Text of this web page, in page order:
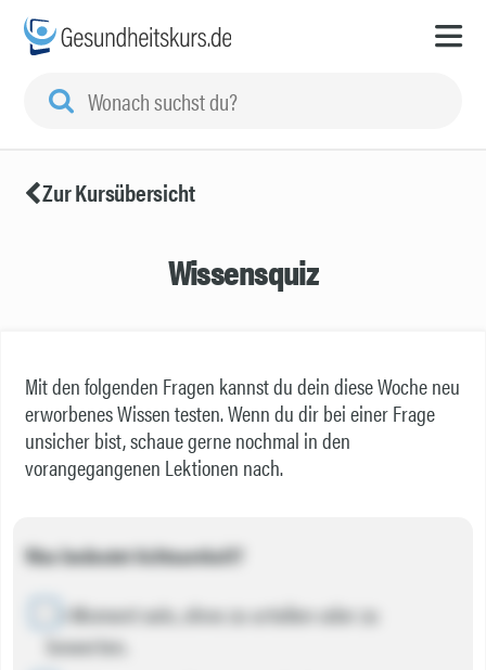
Zur Kursübersicht
Wissensquiz
Mit den folgenden Fragen kannst du dein diese Woche neu
erworbenes Wissen testen. Wenn du dir bei einer Frage
unsicher bist, schaue gerne nochmal in den
vorangegangenen Lektionen nach.
Was bedeutet Achtsamkeit?
Im Moment sein, ohne zu urteilen oder zu
bewerten.